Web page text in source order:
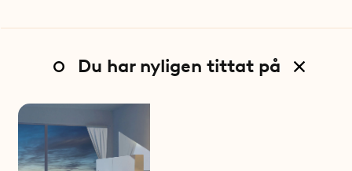
Du har nyligen tittat på